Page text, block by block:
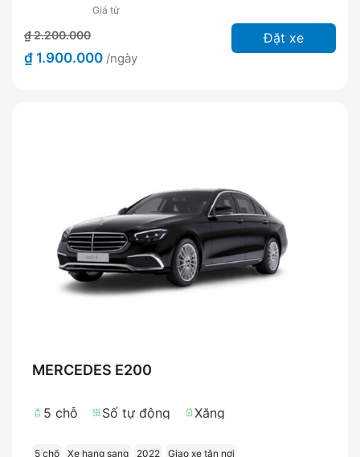
Giá từ
₫ 2.200.000
₫ 1.900.000 /ngày
Đặt xe
MERCEDES E200
5 chỗ Số tự động Xăng
5 chõ Xe hạng sang 2022 Giao xe tận nơi